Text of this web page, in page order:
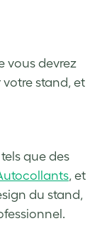
vous devrez
stand, et
que des
, et
du stand,